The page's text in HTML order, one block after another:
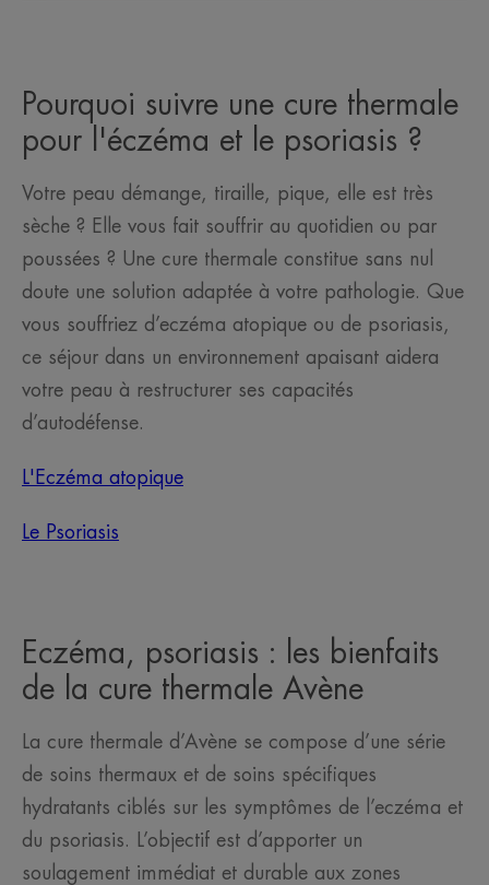
Pourquoi suivre une cure thermale
pour l'éczéma et le psoriasis ?
Votre peau démange, tiraille, pique, elle est très
sèche ? Elle vous fait souffrir au quotidien ou par
poussées ? Une cure thermale constitue sans nul
doute une solution adaptée à votre pathologie. Que
vous souffriez d’eczéma atopique ou de psoriasis,
ce séjour dans un environnement apaisant aidera
votre peau à restructurer ses capacités
d’autodéfense.
L'Eczéma atopique
Le Psoriasis
Eczéma, psoriasis : les bienfaits
de la cure thermale Avène
La cure thermale d’Avène se compose d’une série
de soins thermaux et de soins spécifiques
hydratants ciblés sur les symptômes de l’eczéma et
du psoriasis. L’objectif est d’apporter un
soulagement immédiat et durable aux zones